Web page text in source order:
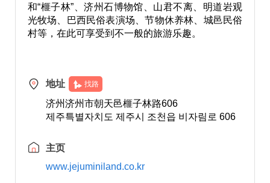
和“榧子林”、济州石博物馆、山君不离、明道岩观
光牧场、巴西民俗表演场、节物休养林、城邑民俗
村等，在此可享受到不一般的旅游乐趣。
地址 找路
济州济州市朝天邑榧子林路606
제주특별자치도 제주시 조천읍 비자림로 606
主页
www.jejuminiland.co.kr